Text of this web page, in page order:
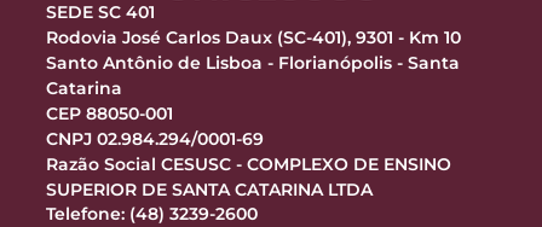
SEDE SC 401
Rodovia José Carlos Daux (SC-401), 9301 - Km 10
Santo Antônio de Lisboa - Florianópolis - Santa
Catarina
CEP 88050-001
CNPJ 02.984.294/0001-69
Razão Social CESUSC - COMPLEXO DE ENSINO
SUPERIOR DE SANTA CATARINA LTDA
Telefone: (48) 3239-2600